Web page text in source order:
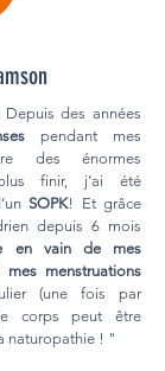
des années
pendant mes
des énormes
finir, j’ai été
SOPK! Et grâce
depuis 6 mois
en vain de mes
menstruations
(une fois par
corps peut être
naturopathie ! "